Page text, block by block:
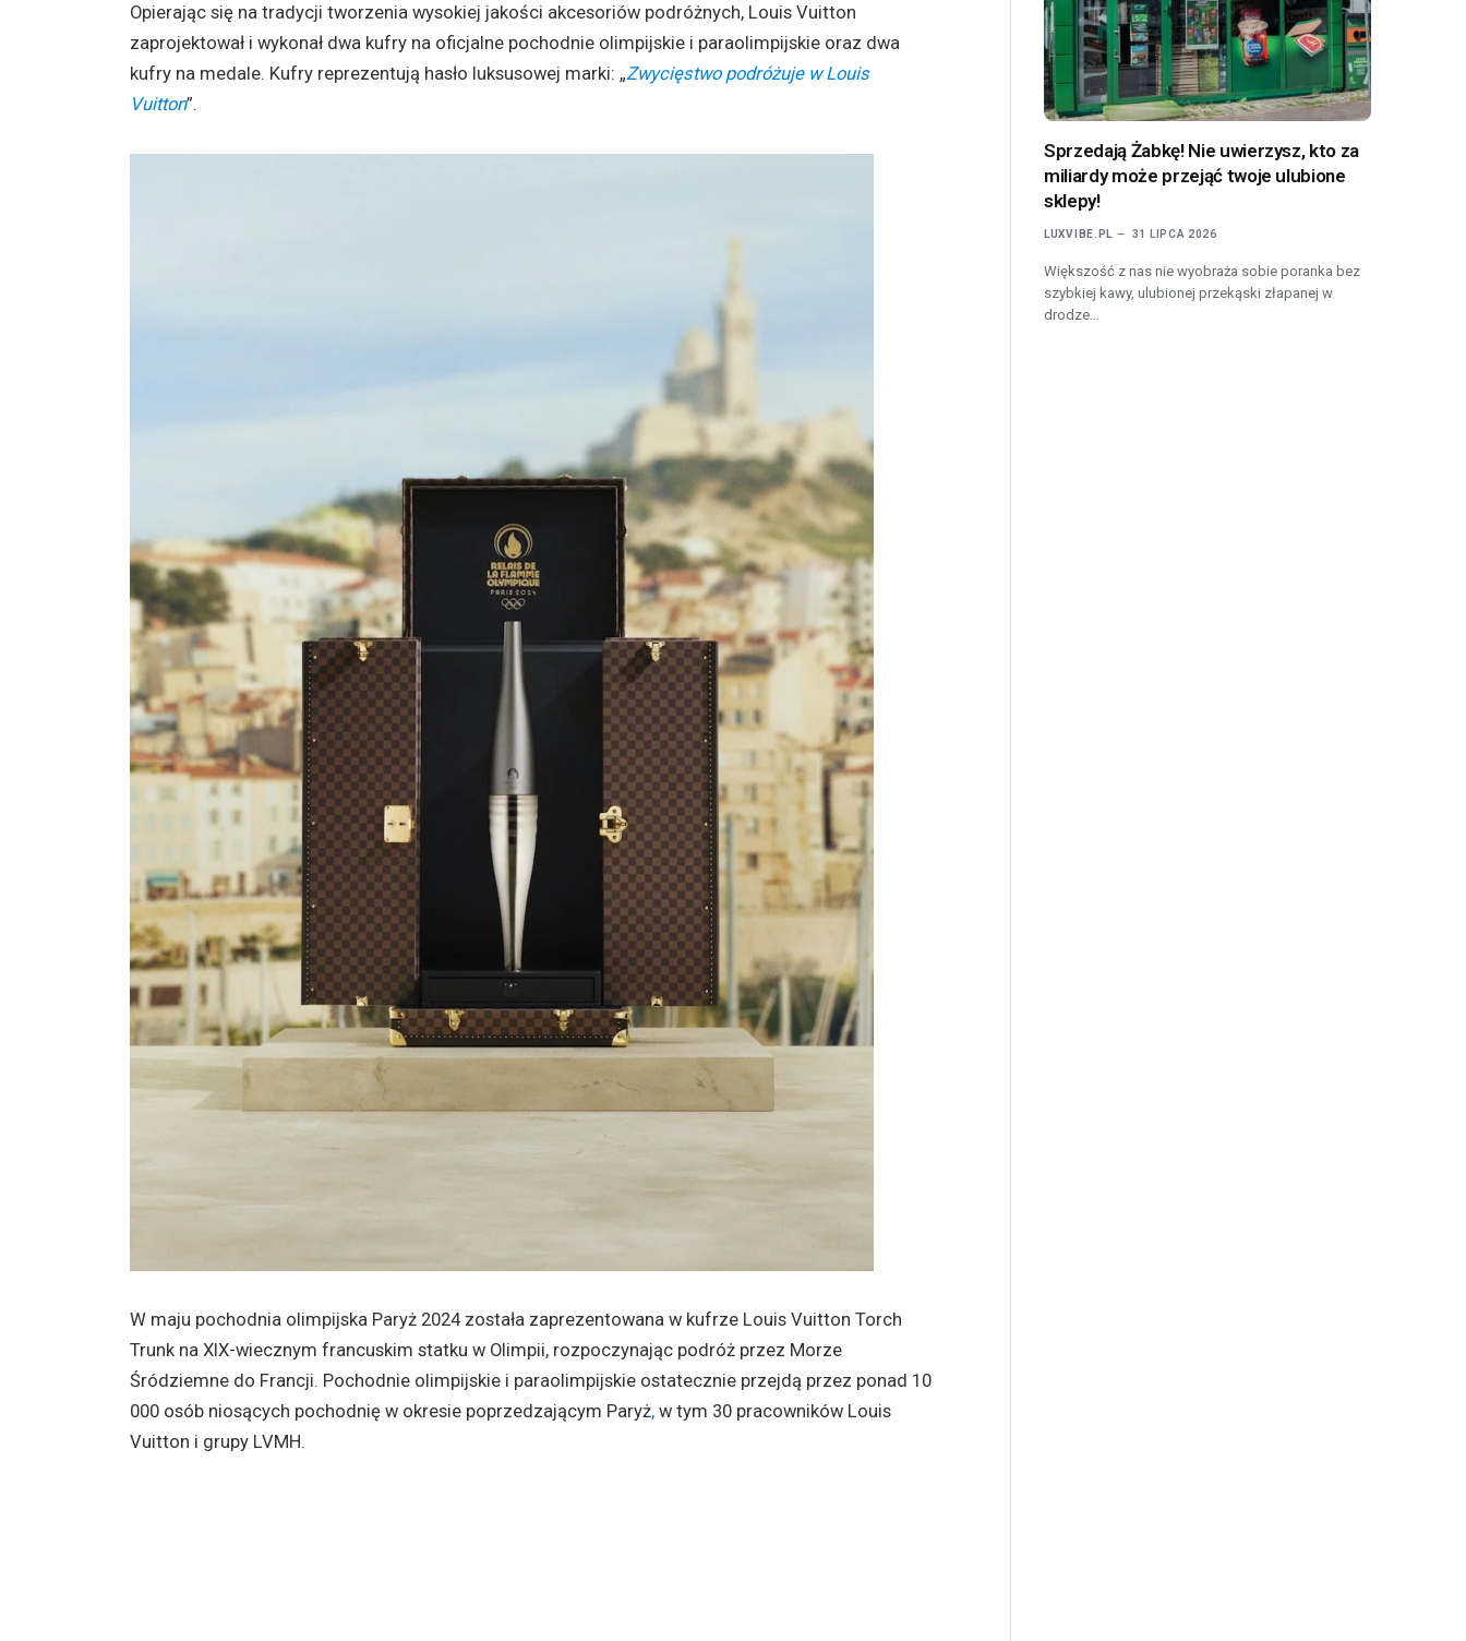
Opierając się na tradycji tworzenia wysokiej jakości akcesoriów podróżnych, Louis Vuitton
zaprojektował i wykonał dwa kufry na oficjalne pochodnie olimpijskie i paraolimpijskie oraz dwa
kufry na medale. Kufry reprezentują hasło luksusowej marki: „Zwycięstwo podróżuje w Louis
Vuitton”.
W maju pochodnia olimpijska Paryż 2024 została zaprezentowana w kufrze Louis Vuitton Torch
Trunk na XIX-wiecznym francuskim statku w Olimpii, rozpoczynając podróż przez Morze
Śródziemne do Francji. Pochodnie olimpijskie i paraolimpijskie ostatecznie przejdą przez ponad 10
000 osób niosących pochodnię w okresie poprzedzającym Paryż,w tym 30 pracowników Louis
Vuitton i grupy LVMH.
Sprzedają Żabkę! Nie uwierzysz, kto za
miliardy może przejąć twoje ulubione
sklepy!
LUXVIBE.PL 31 LIPCA 2026
Większość z nas nie wyobraża sobie poranka bez
szybkiej kawy, ulubionej przekąski złapanej w
drodze…